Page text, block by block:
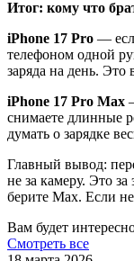
Итог: кому что
iPhone 17 Pro —
телефоном одной
заряда на день. Это
iPhone 17 Pro Max
снимаете длинные
думать о зарядке
Главный вывод:
не за камеру. Это
берите Max. Если
Вам будет
Смотреть все